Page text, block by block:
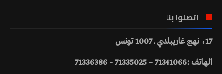
اتصلوا بنا
17، نهج غاريبلدي ـ 1007 تونس
الهاتف :71341066 – 71335025 – 71336386